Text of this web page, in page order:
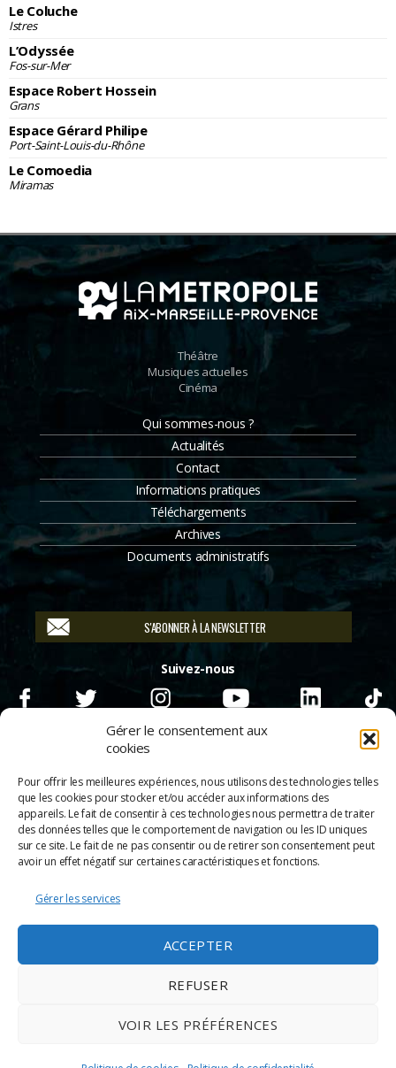
Gérer le consentement aux
cookies
Pour offrir les meilleures expériences, nous utilisons des technologies telles
que les cookies pour stocker et/ou accéder aux informations des
appareils. Le fait de consentir à ces technologies nous permettra de traiter
des données telles que le comportement de navigation ou les ID uniques
sur ce site. Le fait de ne pas consentir ou de retirer son consentement peut
avoir un effet négatif sur certaines caractéristiques et fonctions.
Gérer les services
ACCEPTER
REFUSER
VOIR LES PRÉFÉRENCES
Le Coluche
Istres
L’Odyssée
Fos-sur-Mer
Espace Robert Hossein
Grans
Espace Gérard Philipe
Port-Saint-Louis-du-Rhône
Le Comoedia
Miramas
Théâtre
Musiques actuelles
Cinéma
Qui sommes-nous ?
Actualités
Contact
Informations pratiques
Téléchargements
Archives
Documents administratifs
S'ABONNER À LA NEWSLETTER
Suivez-nous
© 2026Scènes & Cinés
Appels d’offre
Espace Pro